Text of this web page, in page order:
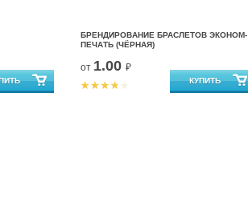
БРЕНДИРОВАНИЕ БРАСЛЕТОВ ЭКОНОМ-
ПЕЧАТЬ (ЧЁРНАЯ)
от 1.00 ₽